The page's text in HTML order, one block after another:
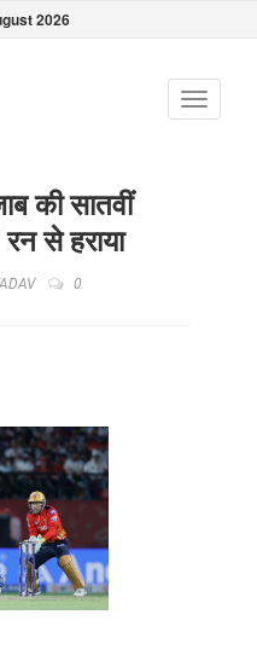
2026
Toggle
की सातवीं
से हराया
0